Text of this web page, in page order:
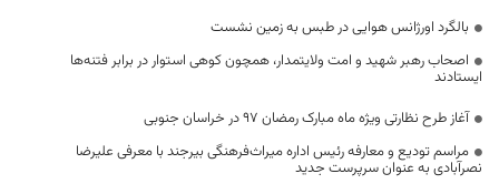
بالگرد اورژانس هوایی در طبس به زمین نشست
اصحاب رهبر شهید و امت ولایتمدار، همچون کوهی استوار در برابر فتنه‌ها
ایستادند
آغاز طرح نظارتی ویژه ماه مبارک رمضان 97 در خراسان جنوبی
مراسم تودیع و معارفه رئیس اداره میراث‌فرهنگی بیرجند با معرفی علیرضا
نصرآبادی به عنوان سرپرست جدید